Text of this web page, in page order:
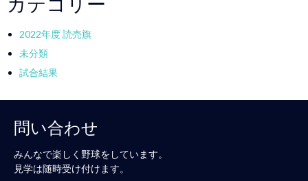
2022年度 読売旗
未分類
試合結果
問い合わせ
みんなで楽しく野球をしています。
見学は随時受け付けます。